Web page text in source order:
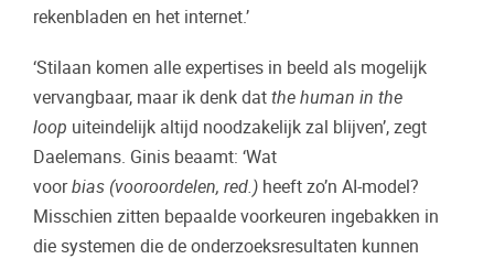
rekenbladen en het internet.’
‘Stilaan komen alle expertises in beeld als mogelijk
vervangbaar, maar ik denk dat the human in the
loop uiteindelijk altijd noodzakelijk zal blijven’, zegt
Daelemans. Ginis beaamt: ‘Wat
voorbias (vooroordelen, red.) heeft zo’n AI-model?
Misschien zitten bepaalde voorkeuren ingebakken in
die systemen die de onderzoeksresultaten kunnen